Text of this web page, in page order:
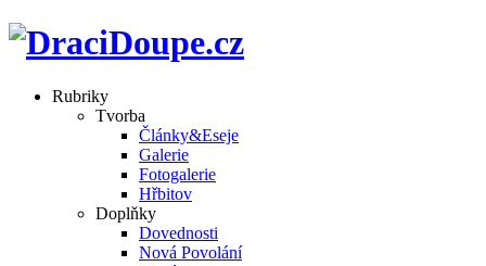
Rubriky
Tvorba
Články&Eseje
Galerie
Fotogalerie
Hřbitov
Doplňky
Dovednosti
Nová Povolání